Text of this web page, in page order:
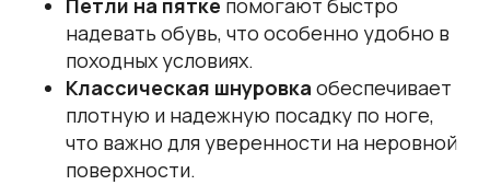
Петли на пятке помогают быстро
надевать обувь, что особенно удобно в
походных условиях.
Классическая шнуровка обеспечивает
плотную и надежную посадку по ноге,
что важно для уверенности на неровной
поверхности.